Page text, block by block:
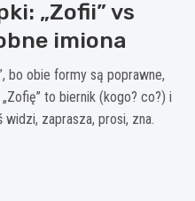
„Zofii” vs
imiona
bo obie formy są poprawne,
to biernik (kogo? co?) i
zaprasza, prosi, zna.